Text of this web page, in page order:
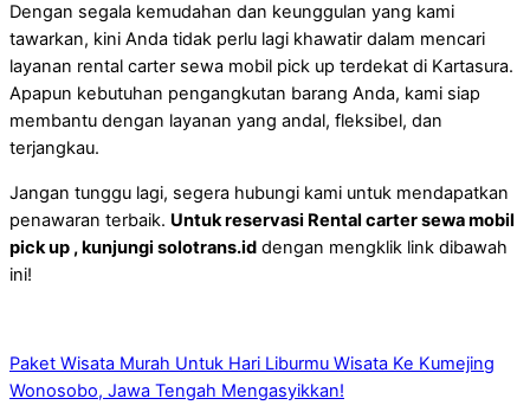
Dengan segala kemudahan dan keunggulan yang kami
tawarkan, kini Anda tidak perlu lagi khawatir dalam mencari
layanan rental carter sewa mobil pick up terdekat di Kartasura.
Apapun kebutuhan pengangkutan barang Anda, kami siap
membantu dengan layanan yang andal, fleksibel, dan
terjangkau.
Jangan tunggu lagi, segera hubungi kami untuk mendapatkan
penawaran terbaik. Untuk reservasi Rental carter sewa mobil
pick up , kunjungi solotrans.id dengan mengklik link dibawah
ini!
Paket Wisata Murah Untuk Hari Liburmu Wisata Ke Kumejing
Wonosobo, Jawa Tengah Mengasyikkan!